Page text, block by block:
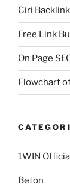
Ciri
Free Link
On Page
Flowchart
1WIN
Beton